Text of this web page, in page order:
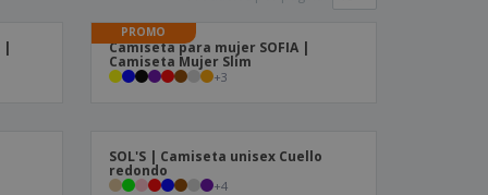
|
PROMO
Camiseta para mujer SOFIA |
Camiseta Mujer Slim
+3
SOL'S | Camiseta unisex Cuello
redondo
+4